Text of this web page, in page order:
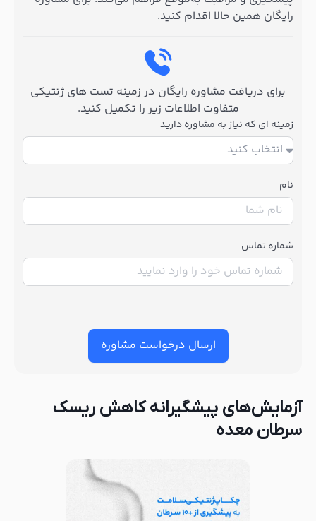
رایگان همین حالا اقدام کنید.
برای دریافت مشاوره رایگان در زمینه تست های ژنتیکی
متفاوت اطلاعات زیر را تکمیل کنید.
زمینه ای که نیاز به مشاوره دارید
نام
شماره تماس
ارسال درخواست مشاوره
آزمایش‌های پیشگیرانه کاهش ریسک
سرطان معده